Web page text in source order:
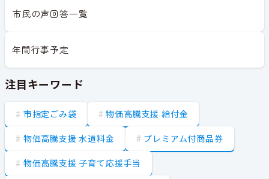
市民の声回答一覧
年間行事予定
注目キーワード
市指定ごみ袋 物価高騰支援 給付金
物価高騰支援 水道料金 プレミアム付商品券
物価高騰支援 子育て応援手当